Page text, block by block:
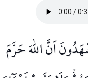
اَنَّ اللّٰهَ حَرَّمَ